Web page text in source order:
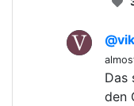
Das
den